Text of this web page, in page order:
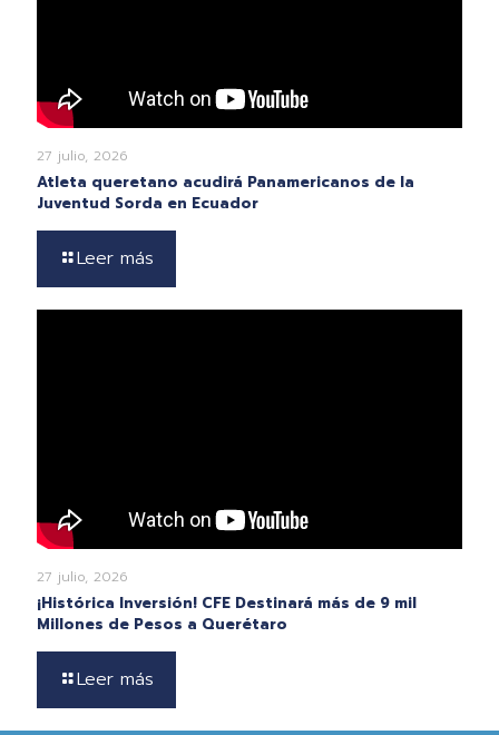
27 julio, 2026
Atleta queretano acudirá Panamericanos de la
Juventud Sorda en Ecuador
Leer más
27 julio, 2026
¡Histórica Inversión! CFE Destinará más de 9 mil
Millones de Pesos a Querétaro
Leer más